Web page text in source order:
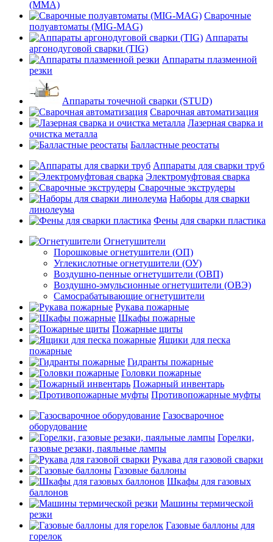
(MMA)
Сварочные
полуавтоматы (MIG-MAG)
Аппараты
аргонодуговой сварки (TIG)
Аппараты плазменной
резки
Аппараты точечной сварки (STUD)
Сварочная автоматизация
Лазерная сварка и
очистка металла
Балластные реостаты
Аппараты для сварки труб
Электромуфтовая сварка
Сварочные экструдеры
Наборы для сварки
линолеума
Фены для сварки пластика
Огнетушители
Порошковые огнетушители (ОП)
Углекислотные огнетушители (ОУ)
Воздушно-пенные огнетушители (ОВП)
Воздушно-эмульсионные огнетушители (ОВЭ)
Самосрабатывающие огнетушители
Рукава пожарные
Шкафы пожарные
Пожарные щиты
Ящики для песка
пожарные
Гидранты пожарные
Головки пожарные
Пожарный инвентарь
Противопожарные муфты
Газосварочное
оборудование
Горелки,
газовые резаки, паяльные лампы
Рукава для газовой сварки
Газовые баллоны
Шкафы для газовых
баллонов
Машины термической
резки
Газовые баллоны для
горелок